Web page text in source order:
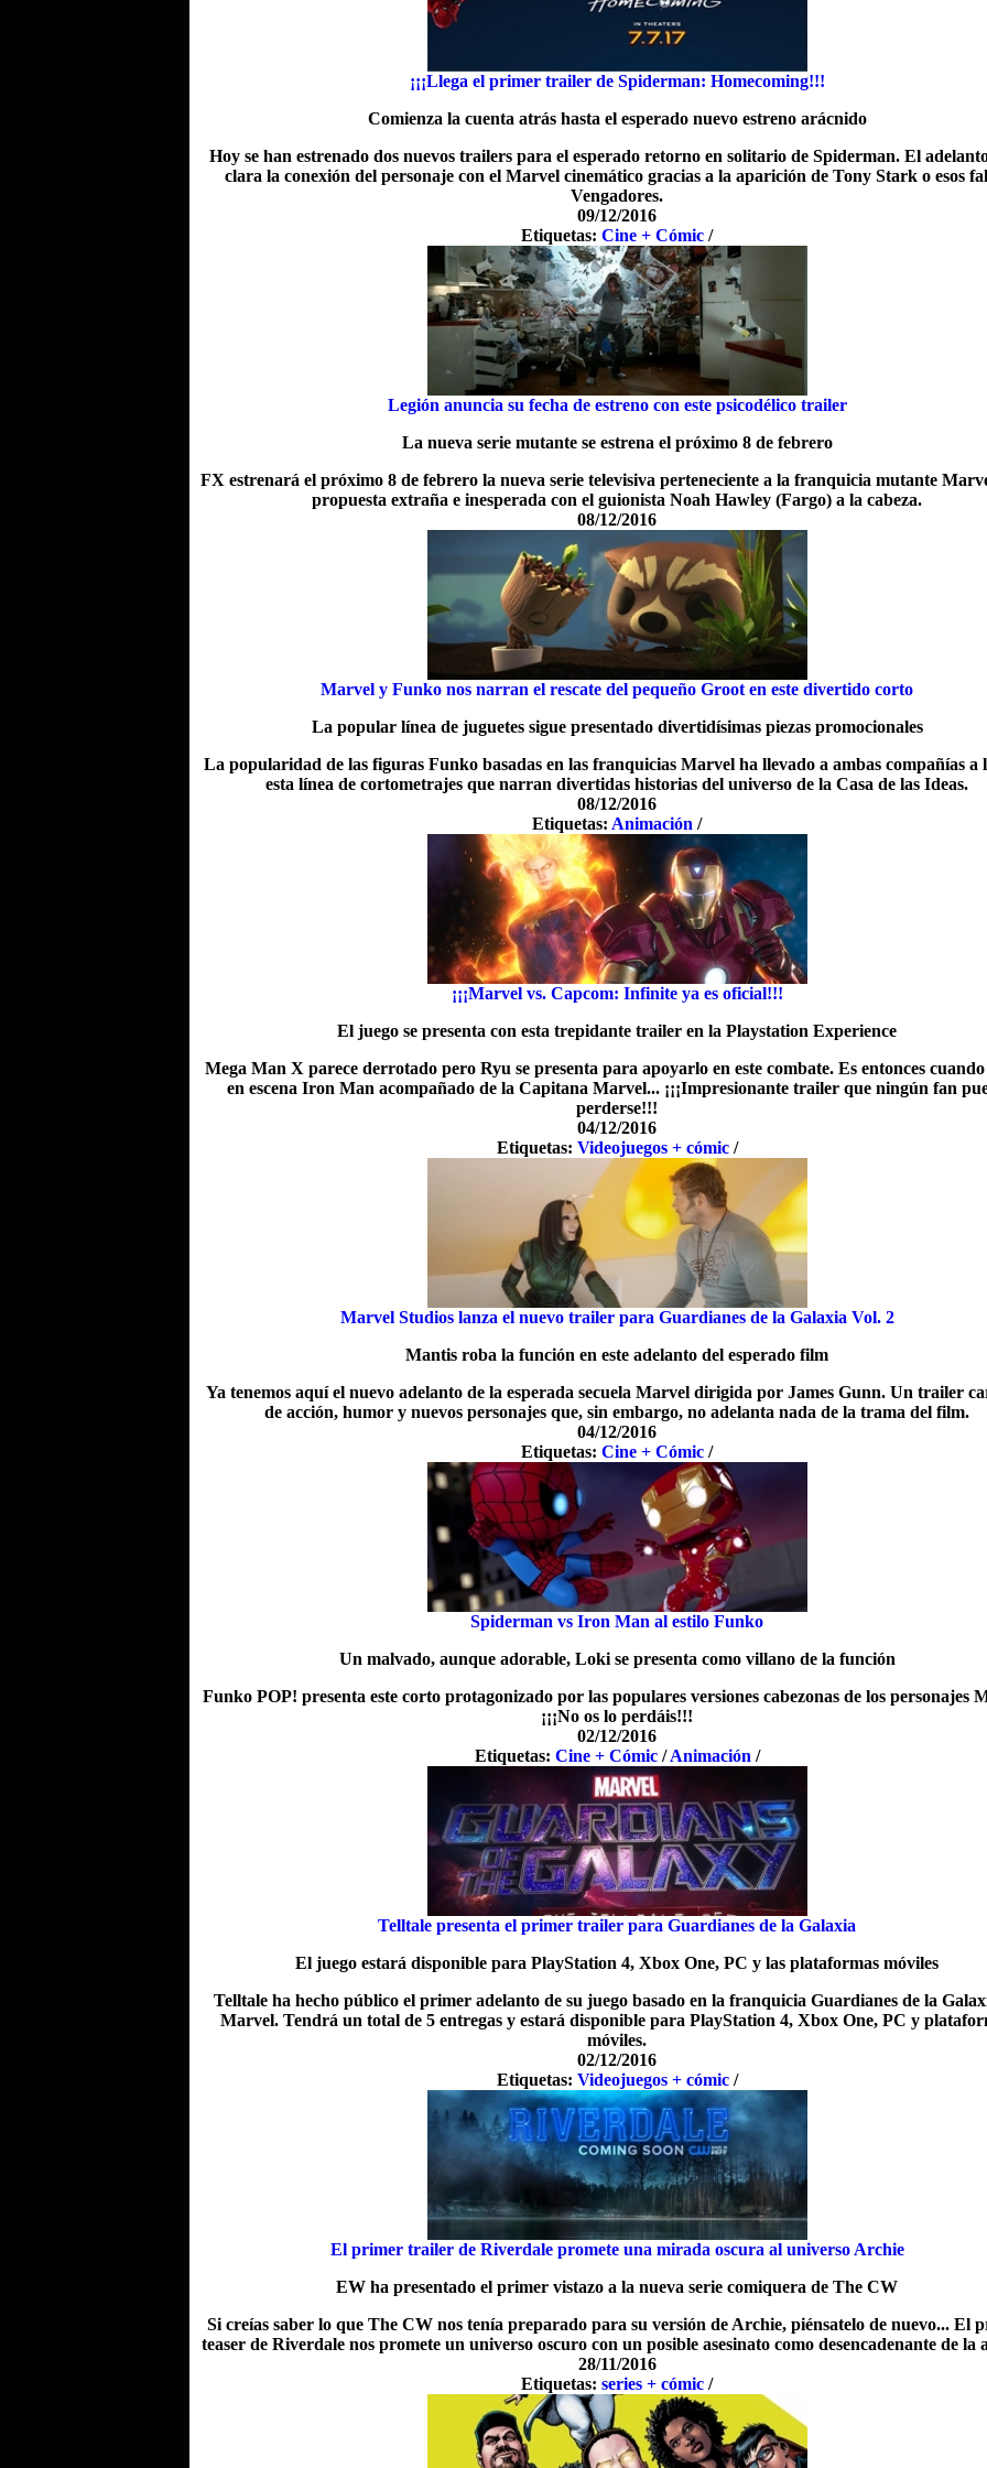
¡¡¡Llega el primer trailer de Spiderman: Homecoming!!!
Comienza la cuenta atrás hasta el esperado nuevo estreno arácnido
Hoy se han estrenado dos nuevos trailers para el esperado retorno en solitario de Spiderman. El
clara la conexión del personaje con el Marvel cinemático gracias a la aparición de Tony Stark o esos
Vengadores.
09/12/2016
Etiquetas: Cine + Cómic /
Legión anuncia su fecha de estreno con este psicodélico trailer
La nueva serie mutante se estrena el próximo 8 de febrero
FX estrenará el próximo 8 de febrero la nueva serie televisiva perteneciente a la franquicia mutante
propuesta extraña e inesperada con el guionista Noah Hawley (Fargo) a la cabeza.
08/12/2016
Marvel y Funko nos narran el rescate del pequeño Groot en este divertido corto
La popular línea de juguetes sigue presentado divertidísimas piezas promocionales
La popularidad de las figuras Funko basadas en las franquicias Marvel ha llevado a ambas compañías a
esta línea de cortometrajes que narran divertidas historias del universo de la Casa de las Ideas.
08/12/2016
Etiquetas: Animación /
¡¡¡Marvel vs. Capcom: Infinite ya es oficial!!!
El juego se presenta con esta trepidante trailer en la Playstation Experience
Mega Man X parece derrotado pero Ryu se presenta para apoyarlo en este combate. Es entonces
en escena Iron Man acompañado de la Capitana Marvel... ¡¡¡Impresionante trailer que ningún fan
perderse!!!
04/12/2016
Etiquetas: Videojuegos + cómic/
Marvel Studios lanza el nuevo trailer para Guardianes de la Galaxia Vol. 2
Mantis roba la función en este adelanto del esperado film
Ya tenemos aquí el nuevo adelanto de la esperada secuela Marvel dirigida por James Gunn. Un trailer
de acción, humor y nuevos personajes que, sin embargo, no adelanta nada de la trama del film.
04/12/2016
Etiquetas: Cine + Cómic /
Spiderman vs Iron Man al estilo Funko
Un malvado, aunque adorable, Loki se presenta como villano de la función
Funko POP! presenta este corto protagonizado por las populares versiones cabezonas de los personajes
¡¡¡No os lo perdáis!!!
02/12/2016
Etiquetas: Cine + Cómic/Animación /
Telltale presenta el primer trailer para Guardianes de la Galaxia
El juego estará disponible para PlayStation 4, Xbox One, PC y las plataformas móviles
Telltale ha hecho público el primer adelanto de su juego basado en la franquicia Guardianes de la
Marvel. Tendrá un total de 5 entregas y estará disponible para PlayStation 4, Xbox One, PC y
móviles.
02/12/2016
Etiquetas: Videojuegos + cómic/
El primer trailer de Riverdale promete una mirada oscura al universo Archie
EW ha presentado el primer vistazo a la nueva serie comiquera de The CW
Si creías saber lo que The CW nos tenía preparado para su versión de Archie, piénsatelo de nuevo... El
teaser de Riverdale nos promete un universo oscuro con un posible asesinato como desencadenante de la
28/11/2016
Etiquetas: series + cómic /